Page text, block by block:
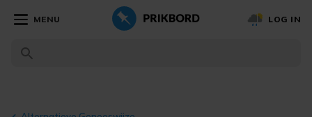
MENU LOG IN